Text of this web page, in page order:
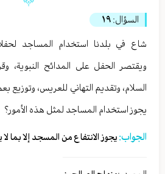
السؤال: ١٩
شاع في بلدنا استخدام المساجد
ويقتصر الحفل على المدائح النبوية،
السلام، وتقديم التهاني للعريس، وتوزيع
يجوز استخدام المساجد لمثل هذه الأمور؟
الجواب: يجوز الانتفاع من المسجد إلا بما لا